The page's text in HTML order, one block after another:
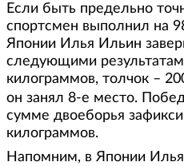
Если быть предельно
спортсмен выполнил на
Японии Илья Ильин
следующими
килограммов, толчок –
он занял 8-е место.
сумме двоеборья
килограммов.
Напомним, в Японии